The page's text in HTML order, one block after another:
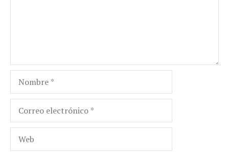
Nombre
Correo
electrónico
Web